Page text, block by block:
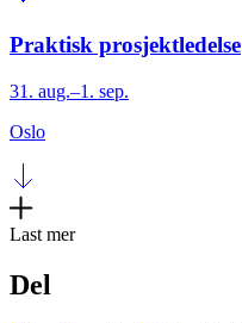
Praktisk prosjektledelse
31. aug.–1. sep.
Oslo
Last mer
Del